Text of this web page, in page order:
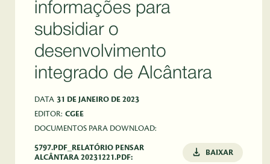
informações para
subsidiar o
desenvolvimento
integrado de Alcântara
DATA 31 DE JANEIRO DE 2023
EDITOR: CGEE
DOCUMENTOS PARA DOWNLOAD:
5797.PDF_RELATÓRIO PENSAR
ALCÂNTARA 20231221.PDF:
BAIXAR